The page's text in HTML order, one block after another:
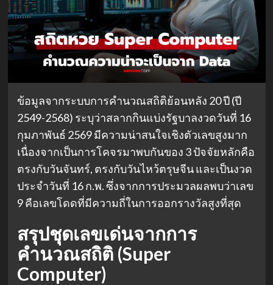
ข้อมูลจากระบบการคำนวณสถิติย้อนหลัง 20 ปี (ปี
2549-2568) ระบุว่าสลากกินแบ่งรัฐบาลงวดวันที่ 16
กุมภาพันธ์ 2569 มีความน่าสนใจเชิงตัวเลขสูงมาก
เนื่องจากเป็นการโคจรมาพบกันของ 3 ปัจจัยหลักคือ
ตรงกับวันจันทร์, ตรงกับวันไหว้ตรุษจีน และเป็นงวด
ประจำวันที่ 16 ก.พ. ซึ่งจากการประมวลผลพบว่าเลข
9 คือเลขโดดที่มีความถี่ในการออกรางวัลสูงที่สุด
สรุปชุดเลขเด่นจากการ
คำนวณสถิติ (Super
Computer)